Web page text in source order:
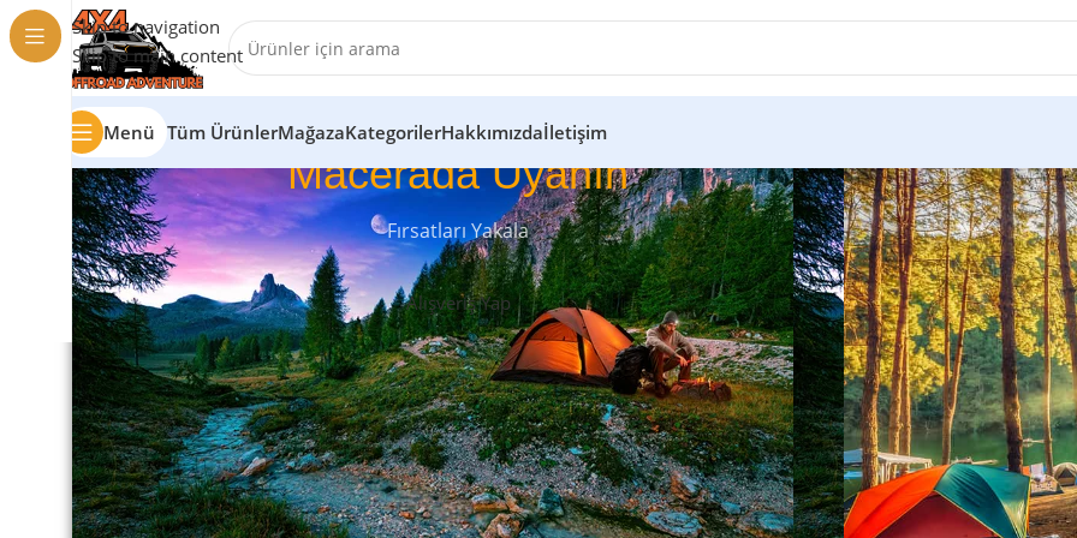
Skip to navigation
Skip to main content
Menü Tüm ÜrünlerMağazaKategorilerHakkımızdaİletişim
Macerada Uyanın
Fırsatları Yakala
Alışveriş Yap